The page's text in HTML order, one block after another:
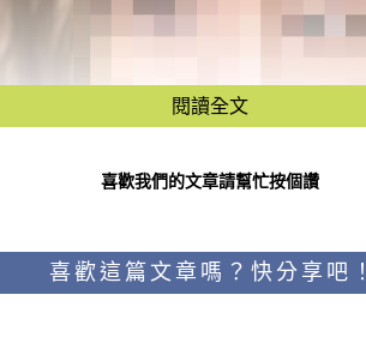
閱讀全文
喜歡我們的文章請幫忙按個讚
喜歡這篇文章嗎？快分享吧！